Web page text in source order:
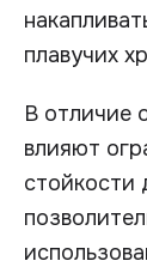
плавучих
В отличие
влияют
стойкости